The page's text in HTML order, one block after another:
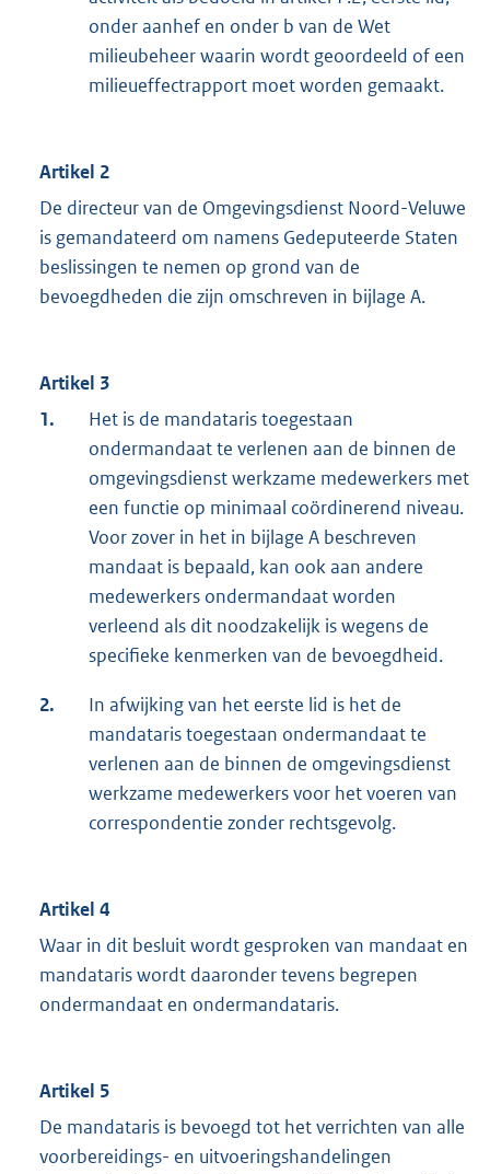
onder aanhef en onder b van de Wet
milieubeheer waarin wordt geoordeeld of een
milieueffectrapport moet worden gemaakt.
Artikel 2
De directeur van de Omgevingsdienst Noord-Veluwe
is gemandateerd om namens Gedeputeerde Staten
beslissingen te nemen op grond van de
bevoegdheden die zijn omschreven in bijlage A.
Artikel 3
1.
Het is de mandataris toegestaan
ondermandaat te verlenen aan de binnen de
omgevingsdienst werkzame medewerkers met
een functie op minimaal coördinerend niveau.
Voor zover in het in bijlage A beschreven
mandaat is bepaald, kan ook aan andere
medewerkers ondermandaat worden
verleend als dit noodzakelijk is wegens de
specifieke kenmerken van de bevoegdheid.
2.
In afwijking van het eerste lid is het de
mandataris toegestaan ondermandaat te
verlenen aan de binnen de omgevingsdienst
werkzame medewerkers voor het voeren van
correspondentie zonder rechtsgevolg.
Artikel 4
Waar in dit besluit wordt gesproken van mandaat en
mandataris wordt daaronder tevens begrepen
ondermandaat en ondermandataris.
Artikel 5
De mandataris is bevoegd tot het verrichten van alle
voorbereidings- en uitvoeringshandelingen